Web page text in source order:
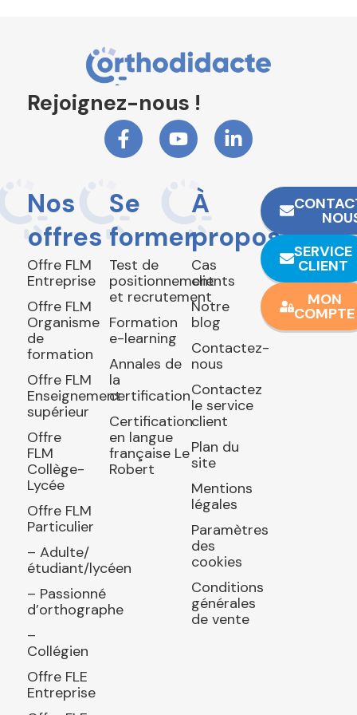
Rejoignez-nous !
Nos
offres
Offre FLM
Entreprise
Offre FLM
Organisme
de
formation
Offre FLM
Enseignement
supérieur
Offre
FLM
Collège-
Lycée
Offre FLM
Particulier
– Adulte/
étudiant/lycéen
– Passionné
d’orthographe
–
Collégien
Offre FLE
Entreprise
Se
former
Test de
positionnement
et recrutement
Formation
e-learning
Annales de
la
certification
Certification
en langue
française Le
Robert
À
propos
Cas
clients
Notre
blog
Contactez-
nous
Contactez
le service
client
Plan du
site
Mentions
légales
Paramètres
des
cookies
Conditions
générales
de vente
SERVICE
CLIENT
MON
COMPTE